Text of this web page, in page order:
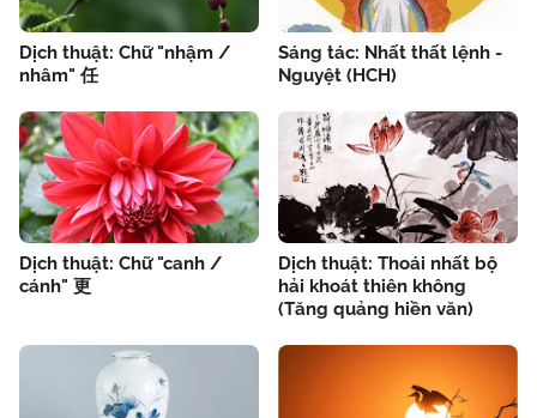
Dịch thuật: Chữ "nhậm /
nhâm" 任
Sáng tác: Nhất thất lệnh -
Nguyệt (HCH)
Dịch thuật: Chữ "canh /
cánh" 更
Dịch thuật: Thoái nhất bộ
hải khoát thiên không
(Tăng quảng hiền văn)